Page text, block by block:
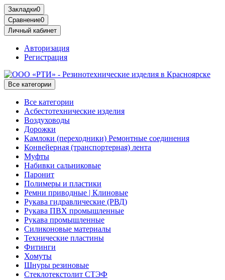
Закладки0
Сравнение0
Личный кабинет
Авторизация
Регистрация
Все категории
Все категории
Асбестотехнические изделия
Воздуховоды
Дорожки
Камлоки (переходники) Ремонтные соединения
Конвейерная (транспортерная) лента
Муфты
Набивки сальниковые
Паронит
Полимеры и пластики
Ремни приводные | Клиновые
Рукава гидравлические (РВД)
Рукава ПВХ промышленные
Рукава промышленные
Силиконовые материалы
Технические пластины
Фитинги
Хомуты
Шнуры резиновые
Стеклотекстолит СТЭФ